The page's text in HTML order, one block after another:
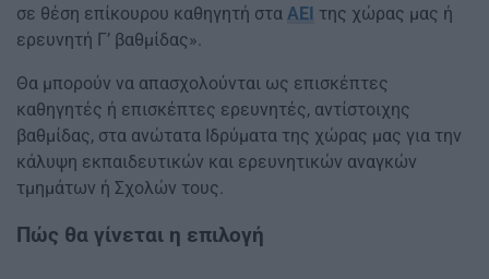
σε θέση επίκουρου καθηγητή στα ΑΕΙ της χώρας μας ή
ερευνητή Γ’ βαθμίδας».
Θα μπορούν να απασχολούνται ως επισκέπτες
καθηγητές ή επισκέπτες ερευνητές, αντίστοιχης
βαθμίδας, στα ανώτατα Ιδρύματα της χώρας μας για την
κάλυψη εκπαιδευτικών και ερευνητικών αναγκών
τμημάτων ή Σχολών τους.
Πώς θα γίνεται η επιλογή